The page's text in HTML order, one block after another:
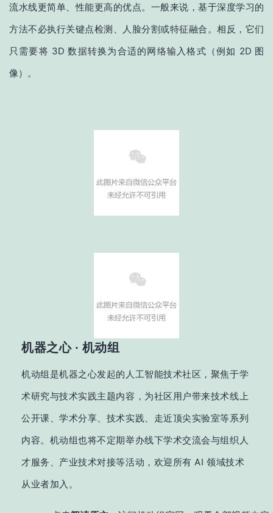
流水线更简单、性能更高的优点。一般来说，基于深度学习的
方法不必执行关键点检测、人脸分割或特征融合。相反，它们
只需要将 3D 数据转换为合适的网络输入格式（例如 2D 图
像）。
机器之心 · 机动组
机动组是机器之心发起的人工智能技术社区，聚焦于学
术研究与技术实践主题内容 ，为社区用户带来技术线上
公开课、学术分享、技术实践、 走近顶尖实验室等系列
内容。 机动组也将不定期举办线下学术交流会与组织 人
才服务、产业技术对接等活动 ， 欢迎所有 AI 领域技术
从业者加入 。